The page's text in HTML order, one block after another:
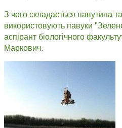
З чого складається павутина та
використовують павуки
аспірант біологічного
Маркович.